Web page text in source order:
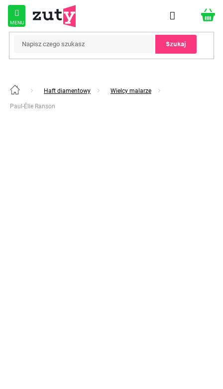
Przejść
treści
Szukaj
Home Haft diamentowy Wielcy malarze
Paul-Élie Ranson